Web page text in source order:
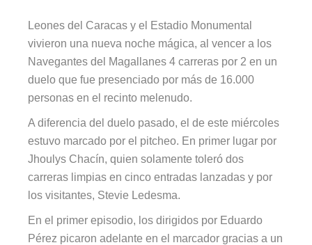
Leones del Caracas y el Estadio Monumental
vivieron una nueva noche mágica, al vencer a los
Navegantes del Magallanes 4 carreras por 2 en un
duelo que fue presenciado por más de 16.000
personas en el recinto melenudo.
A diferencia del duelo pasado, el de este miércoles
estuvo marcado por el pitcheo. En primer lugar por
Jhoulys Chacín, quien solamente toleró dos
carreras limpias en cinco entradas lanzadas y por
los visitantes, Stevie Ledesma.
En el primer episodio, los dirigidos por Eduardo
Pérez picaron adelante en el marcador gracias a un